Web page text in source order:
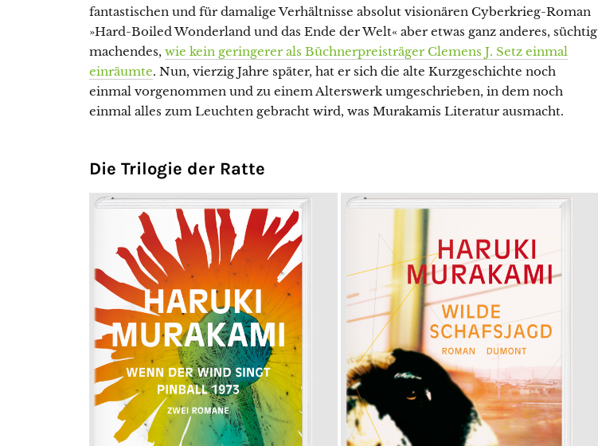
fantastischen und für damalige Verhältnisse absolut visionären Cyberkrieg-Roman
»Hard-Boiled Wonderland und das Ende der Welt« aber etwas ganz anderes, süchtig
machendes, wie kein geringerer als Büchnerpreisträger Clemens J. Setz einmal
einräumte. Nun, vierzig Jahre später, hat er sich die alte Kurzgeschichte noch
einmal vorgenommen und zu einem Alterswerk umgeschrieben, in dem noch
einmal alles zum Leuchten gebracht wird, was Murakamis Literatur ausmacht.
Die Trilogie der Ratte